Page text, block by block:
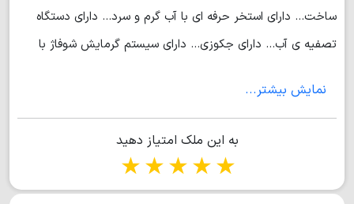
ساخت... دارای استخر حرفه ای با آب گرم و سرد... دارای دستگاه
تصفیه ی آب... دارای جکوزی... دارای سیستم گرمایش شوفاژ با
سرسبز... ویوی فوق العاده کوه و جنگل و دریا... (مهندس محبتی)
نمایش بیشتر...
به این ملک امتیاز دهید
5 stars
4 stars
3 stars
2 stars